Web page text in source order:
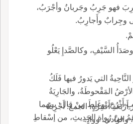
ـ جَرَبُ: معروف،جَرِبَ فهو جَرِبُ وجَربانُ وأجْرَبُ،
السَّيْفِ، وكالصَّدإِ يَعْلُو
التي يَدورُ فيها فَلَكُ
المَقْحوطَةُ، والجَارِيَةُ
أَذْرُحَ، وغَلِطَ مِنْ قال: بينهما
مِنْ رُواةِ الحَدِيثِ، من إسْقاطِ
ـ جَرِيبُ: مِكْيَالٌ قَدْرُ أَرْبَعَةِ أَقْفِزَةٍ، الجمع: أَجْرِبَةٌ
ووادٍ.